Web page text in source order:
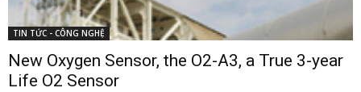
TIN TỨC - CÔNG NGHỆ
New Oxygen Sensor, the O2-A3, a True 3-year
Life O2 Sensor